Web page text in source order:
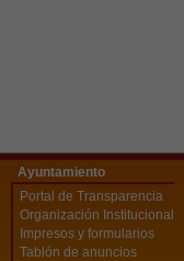
Ayuntamiento
Portal de Transparencia
Organización Institucional
Impresos y formularios
Tablón de anuncios